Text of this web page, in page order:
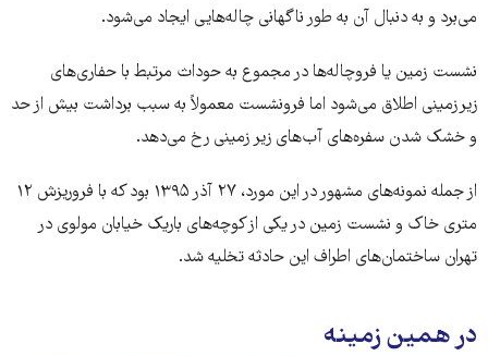
می‌برد و به دنبال آن به طور ناگهانی چاله‌هایی ایجاد می‌شود.
نشست زمین یا فروچاله‌ها در مجموع به حوداث مرتبط با حفاری‌های
زیرزمینی اطلاق می‌شود اما فرونشست معمولاً به سبب برداشت بیش از حد
و خشک شدن سفره‌های آب‌های زیر زمینی رخ می‌دهد.
از جمله نمونه‌های مشهور در این مورد، ۲۷ آذر ۱۳۹۵ بود که با فروریزش ۱۲
متری خاک و نشست زمین در یکی از کوچه‌های باریک خیابان مولوی در
تهران ساختمان‌های اطراف این حادثه تخلیه شد.
در همین زمینه